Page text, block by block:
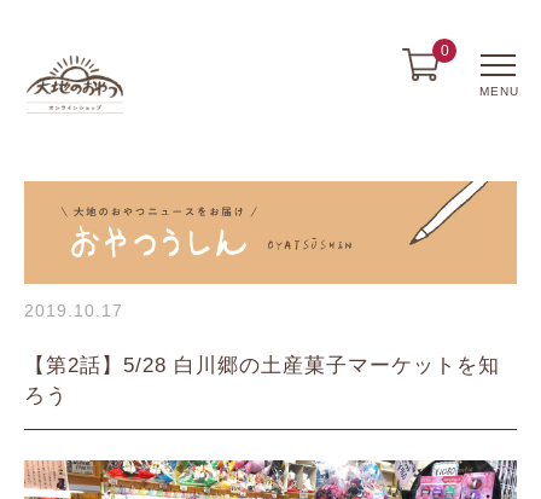
0
MENU
2019.10.17
【第2話】5/28 白川郷の土産菓子マーケットを知
ろう